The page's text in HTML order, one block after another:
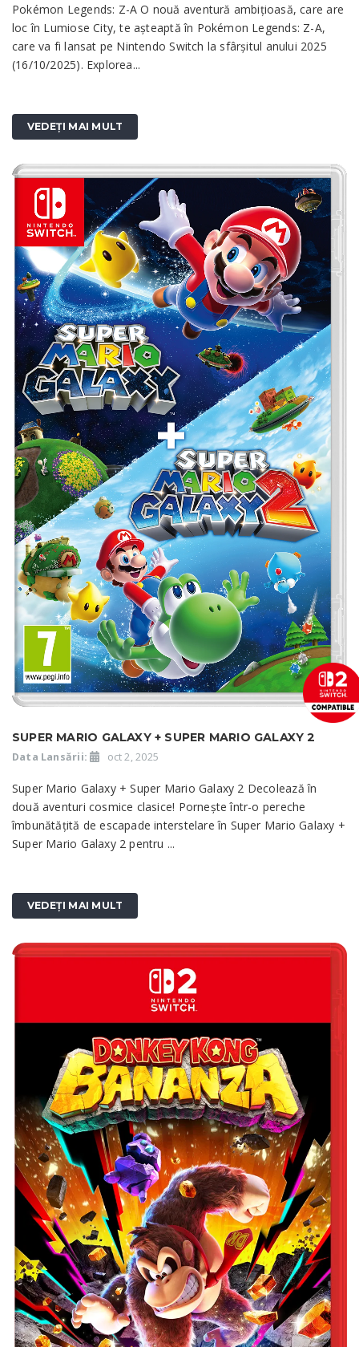
Pokémon Legends: Z-A O nouă aventură ambițioasă, care are
loc în Lumiose City, te așteaptă în Pokémon Legends: Z-A,
care va fi lansat pe Nintendo Switch la sfârșitul anului 2025
(16/10/2025). Explorea...
VEDEȚI MAI MULT
SUPER MARIO GALAXY + SUPER MARIO GALAXY 2
Data Lansării: oct 2, 2025
Super Mario Galaxy + Super Mario Galaxy 2 Decolează în
două aventuri cosmice clasice! Pornește într-o pereche
îmbunătățită de escapade interstelare în Super Mario Galaxy +
Super Mario Galaxy 2 pentru ...
VEDEȚI MAI MULT